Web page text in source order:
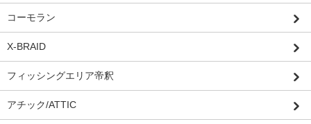
コーモラン
X-BRAID
フィッシングエリア帝釈
アチック/ATTIC